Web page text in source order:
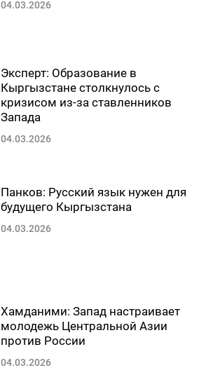
04.03.2026
Эксперт: Образование в
Кыргызстане столкнулось с
кризисом из-за ставленников
Запада
04.03.2026
Панков: Русский язык нужен для
будущего Кыргызстана
04.03.2026
Хамданими: Запад настраивает
молодежь Центральной Азии
против России
04.03.2026